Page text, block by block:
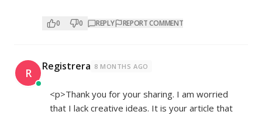
0 0 REPLY REPORT COMMENT
R Registrera 8 MONTHS AGO
<p>Thank you for your sharing. I am worried
that I lack creative ideas. It is your article that